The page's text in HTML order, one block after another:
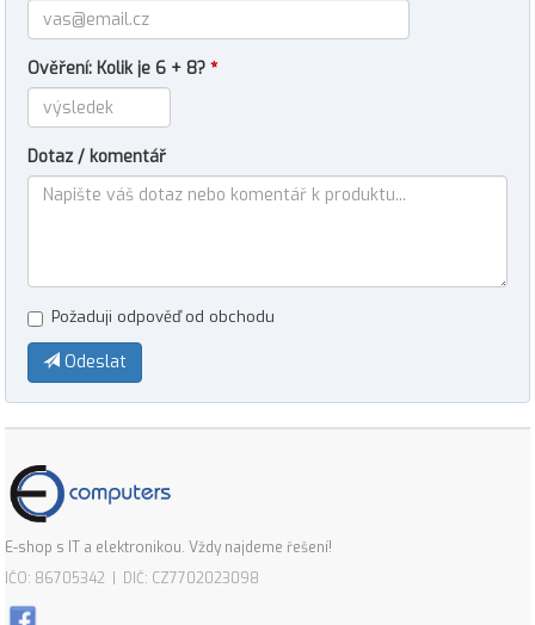
Ověření: Kolik je 6 + 8? *
Dotaz / komentář
Požaduji odpověď od obchodu
Odeslat
E-shop s IT a elektronikou. Vždy najdeme řešení!
IČO: 86705342 | DIČ: CZ7702023098